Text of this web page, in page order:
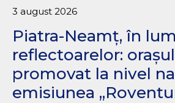
3 august 2026
Piatra-Neamț, în
reflectoarelor:
promovat la nivel
emisiunea